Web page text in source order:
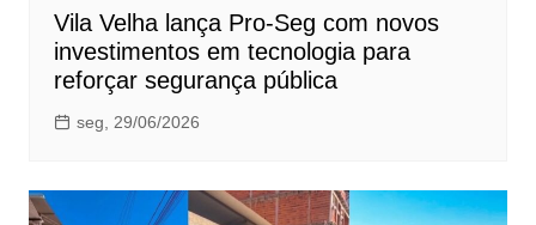
Vila Velha lança Pro-Seg com novos
investimentos em tecnologia para
reforçar segurança pública
seg, 29/06/2026